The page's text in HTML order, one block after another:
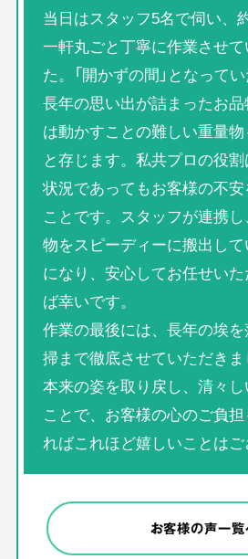
当日はスタッフ5名で伺い、
一軒丸ごと丁寧に作業させ
た。「開かずの間」となって
長年の思い出が詰まったお
は動かすことの難しい重量
と存じます。私共プロの役
状況であってもお客様の不
ことです。スタッフが連携
物をスピーディーに搬出し
になり、安心してお任せい
ば幸いです。
作業の最後には、長年の埃
掃まで徹底させていただき
本来の姿を取り戻し、清々
ことで、お客様の心のご負
ればこれほど嬉しいことはご
お客様の声一